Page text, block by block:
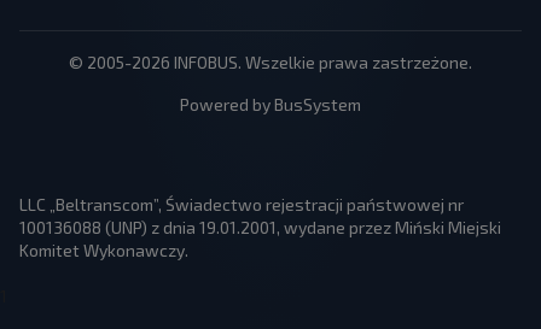
© 2005-2026 INFOBUS. Wszelkie prawa zastrzeżone.
Powered by BusSystem
LLC „Beltranscom”, Świadectwo rejestracji państwowej nr
100136088 (UNP) z dnia 19.01.2001, wydane przez Miński Miejski
Komitet Wykonawczy.